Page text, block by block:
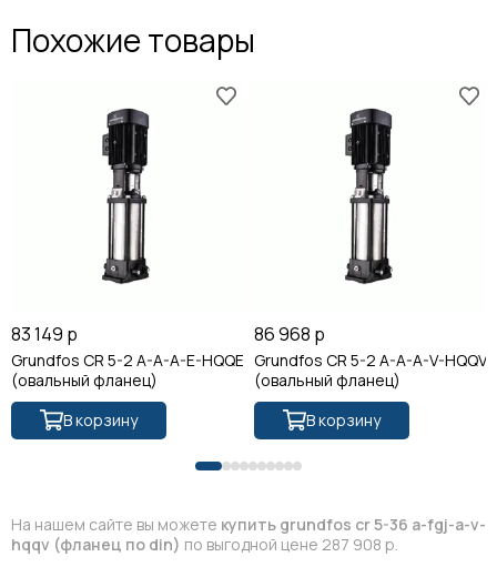
Похожие товары
83 149 р
Grundfos CR 5-2 A-A-A-E-HQQE
(овальный фланец)
В корзину
86 968 р
Grundfos CR 5-2 A-A-A-V-HQQV
(овальный фланец)
В корзину
На нашем сайте вы можете купить grundfos cr 5-36 a-fgj-a-v-
hqqv (фланец по din) по выгодной цене 287 908 р.